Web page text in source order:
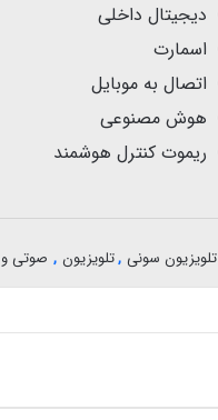
دیجیتال داخلی
اسمارت
اتصال به موبایل
هوش مصنوعی
ریموت کنترل هوشمند
تلویزیون سونی ,تلویزیون , صوتی